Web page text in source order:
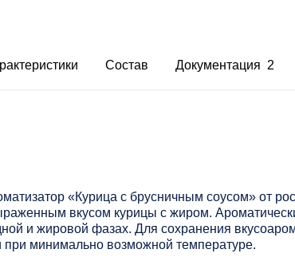
Состав Документация 2
«Курица с брусничным соусом» от
вкусом курицы с жиром.
и жировой фазах. Для сохранения
при минимально возможной температуре.